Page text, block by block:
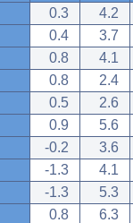
0.3
4.2
0.4
3.7
0.8
4.1
0.8
2.4
0.5
2.6
0.9
5.6
-0.2
3.6
-1.3
4.1
-1.3
5.3
0.8
6.3